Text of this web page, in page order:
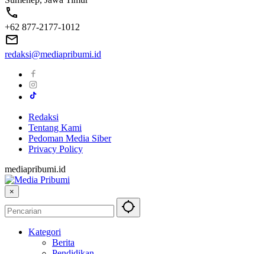
+62 877-2177-1012
redaksi@mediapribumi.id
Redaksi
Tentang Kami
Pedoman Media Siber
Privacy Policy
mediapribumi.id
×
Kategori
Berita